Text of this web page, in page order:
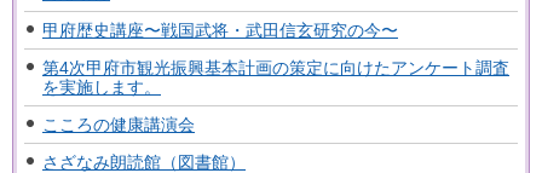
甲府歴史講座〜戦国武将・武田信玄研究の今〜
第4次甲府市観光振興基本計画の策定に向けたアンケート調査
を実施します。
こころの健康講演会
さざなみ朗読館（図書館）